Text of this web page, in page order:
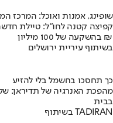
שופינג, אמנות ואוכל: המרכז
קפיצה קטנה לחו"ל: טיילת
בהשקעה של 100 מיליון ₪
בשיתוף עיריית ירושלים
כך תחסכו בחשמל בלי להזיע
מהפכת האנרגיה של תדיראן:
בבית
בשיתוף TADIRAN